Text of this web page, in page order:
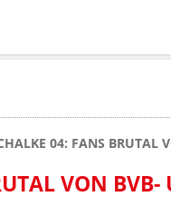
04: FANS BRUTAL
VON BVB-